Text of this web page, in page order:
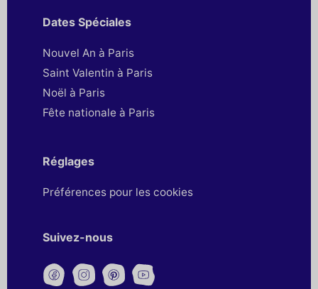
Dates Spéciales
Nouvel An à Paris
Saint Valentin à Paris
Noël à Paris
Fête nationale à Paris
Réglages
Préférences pour les cookies
Suivez-nous